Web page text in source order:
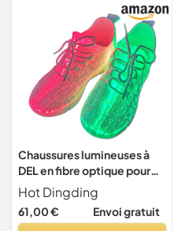
Chaussures lumineuses à
DEL en fibre optique pour
homme et femme - Baskets
lumineuses pour festivals,
fêtes de Noël, danse,
Hot Dingding
61,00 € Envoi gratuit